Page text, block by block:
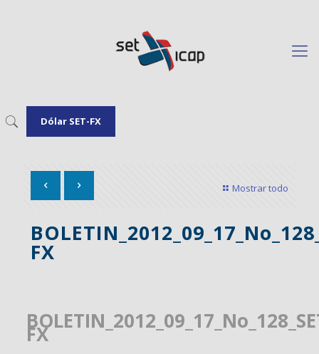
Dólar SET-FX
Mostrar todo
FX
FX